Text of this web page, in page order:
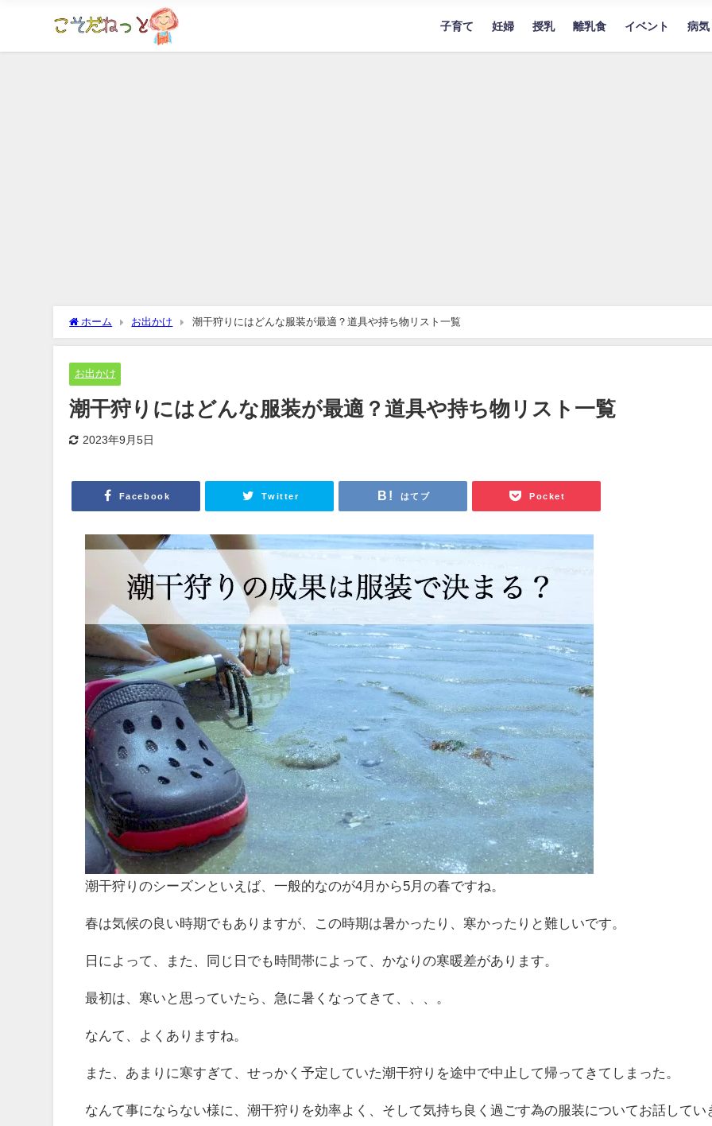
子育て 妊婦 授乳 離乳食 イベント 病気
ホーム お出かけ 潮干狩りにはどんな服装が最適？道具や持ち物リスト一覧
お出かけ
潮干狩りにはどんな服装が最適？道具や持ち物リスト一覧
2023年9月5日
Facebook Twitter はてブ Pocket
潮干狩りのシーズンといえば、一般的なのが4月から5月の春ですね。
春は気候の良い時期でもありますが、この時期は暑かったり、寒かったりと難しいです。
日によって、また、同じ日でも時間帯によって、かなりの寒暖差があります。
最初は、寒いと思っていたら、急に暑くなってきて、、、。
なんて、よくありますね。
また、あまりに寒すぎて、せっかく予定していた潮干狩りを途中で中止して帰ってきてしまった。
なんて事にならない様に、潮干狩りを効率よく、そして気持ち良く過ごす為の服装についてお話してい